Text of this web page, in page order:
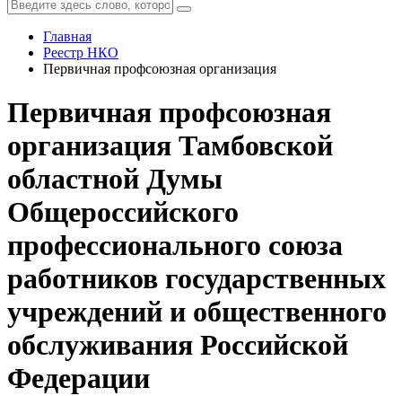
Главная
Реестр НКО
Первичная профсоюзная организация
Первичная профсоюзная
организация Тамбовской
областной Думы
Общероссийского
профессионального союза
работников государственных
учреждений и общественного
обслуживания Российской
Федерации